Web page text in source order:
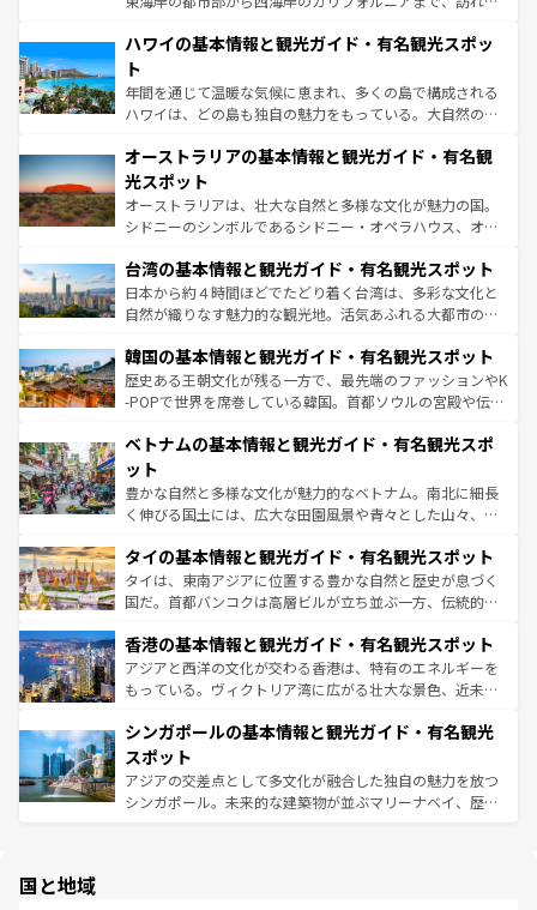
着のスイス情報はコンテンツ一覧を参照してほしい。
のような巨大都市は、観光、ショッピング、エンターテイ
ンメントが詰まった刺激的なスポットだ。一方、アメリカ
西部には大自然が広がり、グランドキャニオンやイエロー
ストーン国立公園といった絶景が堪能できる。さらに、南
文化が魅力。旅行者はアメリカの各地域で異なる魅力を楽
しみながら、その多様性と豊かな歴史を感じることができ
るだろう。車でのロードトリップや列車の旅も、アメリカ
ならではの贅沢な旅のスタイルだ。 なお、新着のアメリカ
情報は コンテンツ一覧 を参照してほしい。
ハワイの基本情報と観光ガイド・有名観光スポッ
ト
年間を通じて温暖な気候に恵まれ、多くの島で構成される
ハワイは、どの島も独自の魅力をもっている。大自然の神
ワイ島は見逃せない。また、定番の観光地といえばオアフ
島だが、静かな自然を求めるならマウイ島やカウアイ島が
おすすめ。エメラルドグリーンに輝く海をはじめ、豊かな
文化や歴史が息づいている。「アロハスピリット」と呼ば
人々、おいしいローカルフードやハワイアンミュージッ
ク、伝統的なフラダンスなど、すべてがハワイの魅力を彩
っている。訪れるたびに新しい発見と感動が待っているハ
はコンテンツ一覧を参照してほしい。
オーストラリアの基本情報と観光ガイド・有名観
光スポット
オーストラリアは、壮大な自然と多様な文化が魅力の国。
シドニーのシンボルであるシドニー・オペラハウス、オー
リアリーフや大陸中央部にそびえるウルル（エアーズロッ
ク）、タスマニアの美しい原生林やケアンズの熱帯雨林な
ど、見どころがたくさん。また、カフェやワイン、オージ
いる。アクティビティも充実しており、サーフィンやダイ
ビング、ハイキングなど、アウトドア好きにはたまらな
い。オーストラリアの多彩な魅力を存分に味わいつくそ
参照してほしい。
台湾の基本情報と観光ガイド・有名観光スポット
日本から約４時間ほどでたどり着く台湾は、多彩な文化と
自然が織りなす魅力的な観光地。活気あふれる大都市の台
ン）、静ひつな山岳地帯である台湾東部など、都市の喧騒
と山間の静けさが共存しており、訪れる人に新しい発見と
驚きをもたらしてくれる。また、奥深い台湾の食文化も魅
容にもいいと評判のスイーツなど、バラエティ豊かな料理
照してほしい。
韓国の基本情報と観光ガイド・有名観光スポット
歴史ある王朝文化が残る一方で、最先端のファッションやK
-POPで世界を席巻している韓国。首都ソウルの宮殿や伝統
き、地方に足を延ばせば四季折々の自然美を楽しむことが
できる。そして、キムチや焼肉、絶品のストリートフード
まで、さまざまな韓国料理が待っている。夜には、韓国な
らではのナイトライフも堪能できる。あたたかいホスピタ
わってみてほしい。 なお、新着の韓国情報はコンテンツ一
覧 を参照してほしい。
ベトナムの基本情報と観光ガイド・有名観光スポ
ット
豊かな自然と多様な文化が魅力的なベトナム。南北に細長
く伸びる国土には、広大な田園風景や青々とした山々、世
急速な発展と共に伝統が息づく。ハノイの古い町並みやホ
ーチミン市のフランス統治時代の建物も、独特の雰囲気を
醸し出している。また、バラエティの豊かさとおいしさで
とつ。フォーやバインミー、ベトナムコーヒーなどは、ぜ
ひ現地で味わいたい。どの地域を訪れてもあたたかい人々
が旅行者を迎えてくれるので、きっと忘れられない旅にな
参照してほしい。
タイの基本情報と観光ガイド・有名観光スポット
タイは、東南アジアに位置する豊かな自然と歴史が息づく
国だ。首都バンコクは高層ビルが立ち並ぶ一方、伝統的な
の活気が交差している。北部ではチェンマイなどの山岳地
帯で自然と触れ合い、南部ではプーケットやクラビの美し
いビーチでリゾート気分を楽しむことができる。タイ料理
激する。気候は一年中温暖で、どの季節にも異なる楽しみ
が待っている。親しみやすいタイの人々、仏教を中心とし
た文化、そして多様な観光資源が、訪れる旅人を魅了し続
ける。 なお、新着のタイ情報はコンテンツ一覧を参照して
香港の基本情報と観光ガイド・有名観光スポット
アジアと西洋の文化が交わる香港は、特有のエネルギーを
もっている。ヴィクトリア湾に広がる壮大な景色、近未来
み、どこを訪れても感動するはず。観光スポットが密集し
ており、効率よく見どころを回れるのも魅力。息をのむよ
うな絶景から文化的な体験まで、香港を存分に楽しみ尽く
そう。 なお、新着の香港情報はコンテンツ一覧を参照して
シンガポールの基本情報と観光ガイド・有名観光
スポット
アジアの交差点として多文化が融合した独自の魅力を放つ
シンガポール。未来的な建築物が並ぶマリーナベイ、歴史
国と地域